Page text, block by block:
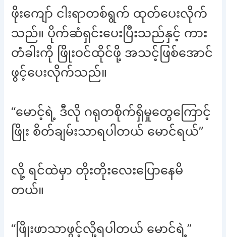
ဖိုးကျော် ငါးရာတစ်ရွက် ထုတ်ပေးလိုက်
သည်။ ပိုက်ဆံရှင်းပေးပြီးသည်နှင့် ကား
တံခါးကို ဖြိုးဝင်ထိုင်ဖို့ အသင့်ဖြစ်အောင်
ဖွင့်ပေးလိုက်သည်။
“မောင့်ရဲ့ ဒီလို ဂရုတစိုက်ရှိမှုတွေကြောင့်
ဖြိုး စိတ်ချမ်းသာရပါတယ် မောင်ရယ်”
လို့ ရင်ထဲမှာ တိုးတိုးလေးပြောနေမိ
တယ်။
“ဖြိုးဖာသာဖွင့်လို့ရပါတယ် မောင်ရဲ့”